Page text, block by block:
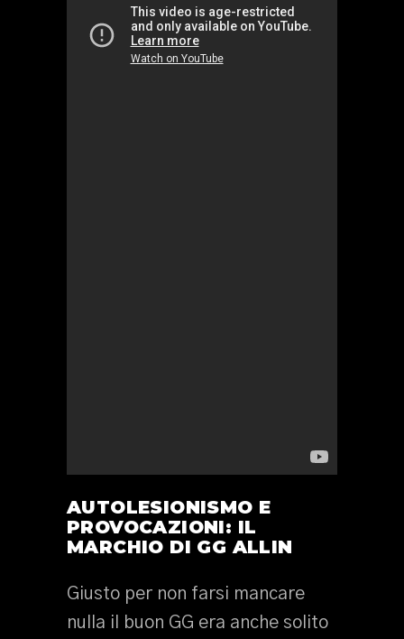
AUTOLESIONISMO E
PROVOCAZIONI: IL
MARCHIO DI GG ALLIN
Giusto per non farsi mancare
nulla il buon GG era anche solito